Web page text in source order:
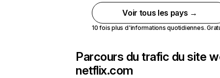
Voir tous les pays →
10 fois plus d'informations quotidiennes.
Parcours du trafic du site
netflix.com